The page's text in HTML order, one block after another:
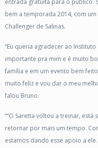
entrada gratuita para o público.
bem a temporada 2014, com
Challenger de Salinas.
“Eu queria agradecer ao
importante pra mim e é muito
família e em um evento bem
muito feliz e vou dar o meu
falou Bruno.
“”O Saretta voltou a treinar,
retornar por mais um tempo.
estamos dando esse apoio a